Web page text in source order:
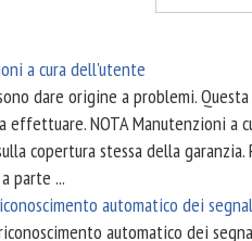
a cura dell'utente
dare origine a problemi.
effettuare. NOTA Manutenzioni
copertura stessa della
parte ...
automatico dei
automatico dei